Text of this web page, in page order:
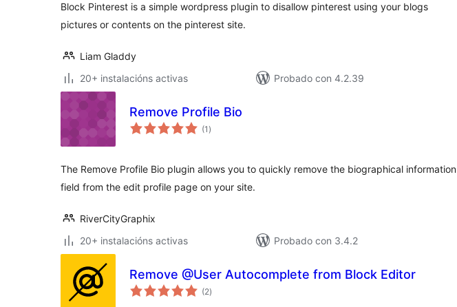
Block Pinterest is a simple wordpress plugin to disallow pinterest using your blogs
pictures or contents on the pinterest site.
Liam Gladdy
20+ instalacións activas
Probado con 4.2.39
Remove Profile Bio
(1 valoracións
totais
)
The Remove Profile Bio plugin allows you to quickly remove the biographical information
field from the edit profile page on your site.
RiverCityGraphix
20+ instalacións activas
Probado con 3.4.2
Remove @User Autocomplete from Block Editor
(2valoracións
totais
)